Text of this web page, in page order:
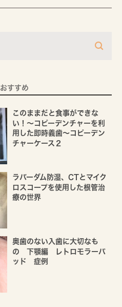
おすすめ
このままだと食事ができな
い！～コピーデンチャーを利
用した即時義歯～コピーデン
チャーケース２
ラバーダム防湿、CTとマイク
ロスコープを使用した根管治
療の世界
奥歯のない入歯に大切なも
の 下顎編 レトロモラーパ
ッド 症例